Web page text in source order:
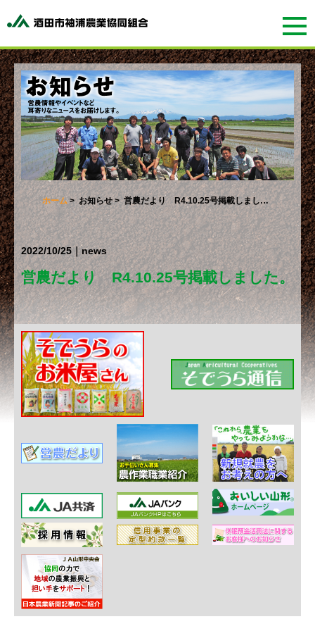
ホーム>お知らせ> 営農だより R4.10.25号掲載しまし…
2022/10/25｜news
営農だより R4.10.25号掲載しました。